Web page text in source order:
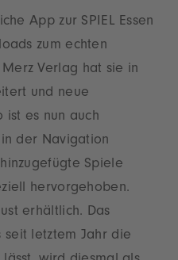
App zur SPIEL Essen
zum echten
Verlag hat sie in
und neue
ist es nun auch
der Navigation
Spiele
hervorgehoben.
erhältlich. Das
seit letztem Jahr die